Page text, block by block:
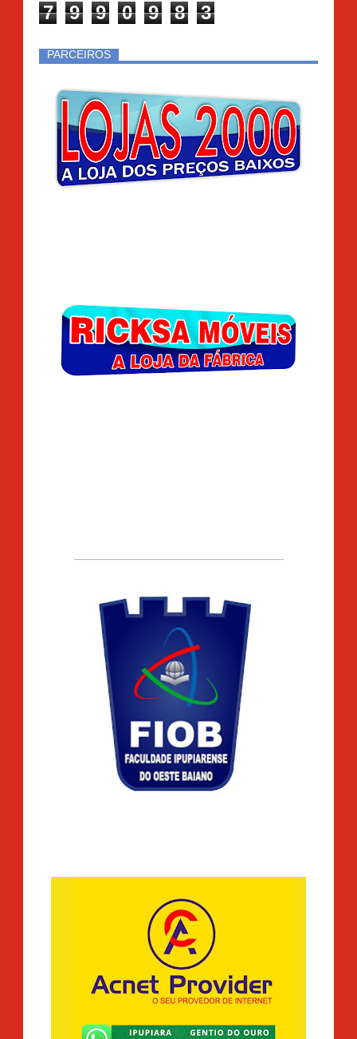
7 9 9 0 9 8 3
PARCEIROS